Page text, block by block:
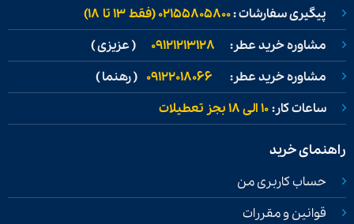
پیگیری سفارشات :02155805800 (فقط ۱۳ تا ۱۸)
مشاوره خرید عطر: 09121213128 ( عزیزی )
مشاوره خرید عطر: 09122018066 ( رهنما )
ساعات کار:۱۰ الی ۱۸ بجز تعطیلات
راهنمای خرید
حساب کاربری من
قوانین و مقررات